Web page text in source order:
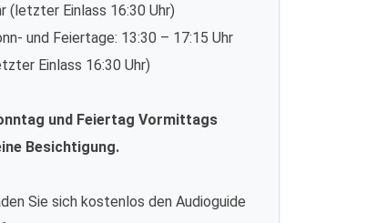
(letzter Einlass 16:30 Uhr)
und Feiertage: 13:30 – 17:15 Uhr
Einlass 16:30 Uhr)
und Feiertag Vormittags
Besichtigung.
Sie sich kostenlos den Audioguide